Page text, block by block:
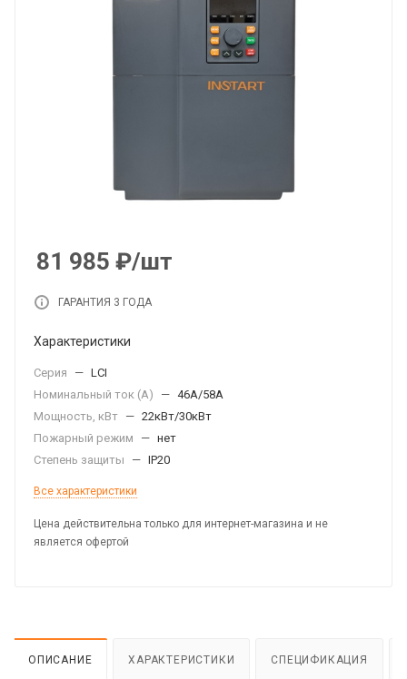
81 985 ₽/шт
ГАРАНТИЯ 3 ГОДА
Характеристики
Серия — LCI
Номинальный ток (А)
— 46А/58А
Мощность, кВт — 22кВт/30кВт
Пожарный режим
— нет
Степень защиты
— IP20
Все характеристики
Цена действительна только для интернет-магазина и не
является офертой
ОПИСАНИЕ ХАРАКТЕРИСТИКИ СПЕЦИФИКАЦИЯ